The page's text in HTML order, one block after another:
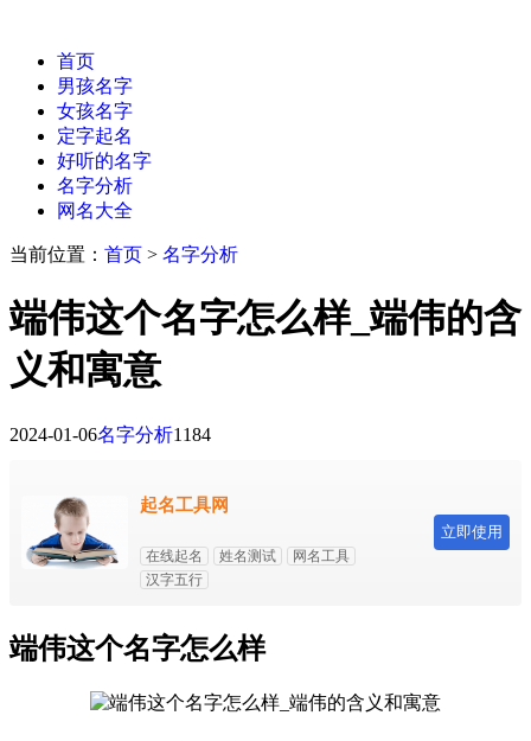
首页
男孩名字
女孩名字
定字起名
好听的名字
名字分析
网名大全
当前位置： 首页 > 名字分析
端伟这个名字怎么样_端伟的含
义和寓意
2024-01-06名字分析1184
起名工具网
在线起名 姓名测试
网名工具
汉字五行
立即使用
端伟这个名字怎么样